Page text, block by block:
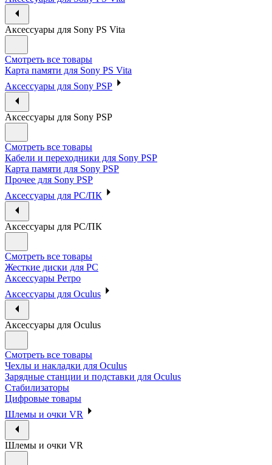
Аксессуары для Sony PS Vita
Смотреть все товары
Карта памяти для Sony PS Vita
Аксессуары для Sony PSP
Аксессуары для Sony PSP
Смотреть все товары
Кабели и переходники для Sony PSP
Карта памяти для Sony PSP
Прочее для Sony PSP
Аксессуары для PC/ПК
Аксессуары для PC/ПК
Смотреть все товары
Жесткие диски для PC
Аксессуары Ретро
Аксессуары для Oculus
Аксессуары для Oculus
Смотреть все товары
Чехлы и накладки для Oculus
Зарядные станции и подставки для Oculus
Стабилизаторы
Цифровые товары
Шлемы и очки VR
Шлемы и очки VR